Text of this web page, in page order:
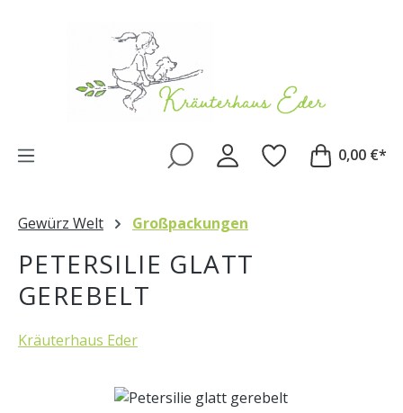
0,00 €*
Gewürz Welt Großpackungen
PETERSILIE GLATT
GEREBELT
Kräuterhaus Eder
Bildergalerie überspringen